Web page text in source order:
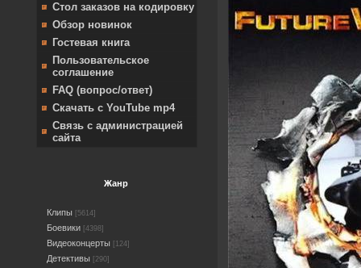
Стол заказов на кодировку
Обзор новинок
Гостевая книга
Пользовательское
соглашение
FAQ (вопрос/ответ)
Скачать с YouTube mp4
Связь с администрацией
сайта
Жанр
Клипы [5614]
Боевики [4398]
Видеоконцерты [124]
Детективы [290]